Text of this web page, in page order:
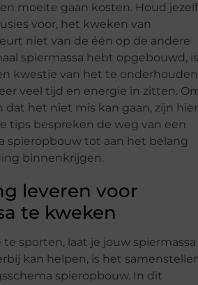
moeite gaan kosten. Houd jezelf
voor, het kweken van
niet van de één op de andere
spiermassa hebt opgebouwd, is
kwestie van het te
veel tijd en energie in zitten.
dat het niet mis kan gaan, zijn hier
tips bespreken de weg van een
spieropbouw tot aan het belang
binnenkrijgen.
leveren voor
te kweken
sporten, laat je jouw spiermassa
kan helpen, is het
spieropbouw. In dit